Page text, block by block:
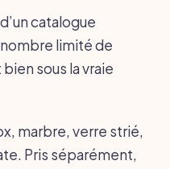
catalogue
nombre limité de
sous la vraie
marbre, verre strié,
Pris séparément,